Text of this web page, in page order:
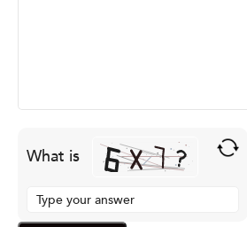
What is